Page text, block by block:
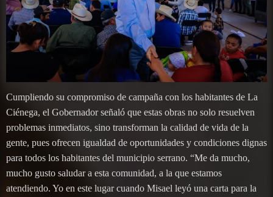
Cumpliendo su compromiso de campaña con los habitantes de La
Ciénega, el Gobernador señaló que estas obras no solo resuelven
problemas inmediatos, sino transforman la calidad de vida de la
gente, pues ofrecen igualdad de oportunidades y condiciones dignas
para todos los habitantes del municipio serrano. “Me da mucho,
mucho gusto saludar a esta comunidad, a la que estamos
atendiendo. Yo en este lugar cuando Misael leyó una carta para la